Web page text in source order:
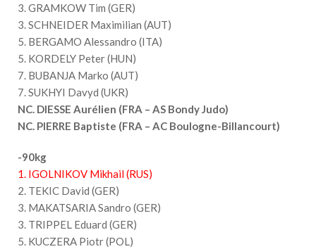
3. GRAMKOW Tim (GER)
3. SCHNEIDER Maximilian (AUT)
5. BERGAMO Alessandro (ITA)
5. KORDELY Peter (HUN)
7. BUBANJA Marko (AUT)
7. SUKHYI Davyd (UKR)
NC. DIESSE Aurélien (FRA – AS Bondy Judo)
NC. PIERRE Baptiste (FRA – AC Boulogne-Billancourt)
-90kg
1. IGOLNIKOV Mikhail (RUS)
2. TEKIC David (GER)
3. MAKATSARIA Sandro (GER)
3. TRIPPEL Eduard (GER)
5. KUCZERA Piotr (POL)